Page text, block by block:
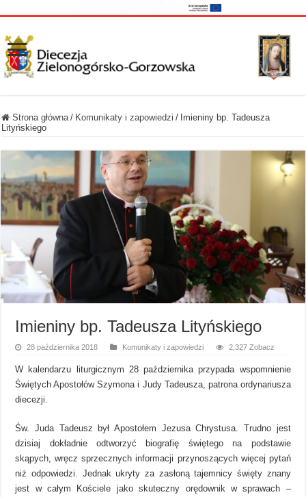
Strona główna / Komunikaty i zapowiedzi / Imieniny bp. Tadeusza
Lityńskiego
Imieniny bp. Tadeusza Lityńskiego
28 października 2018 Komunikaty i zapowiedzi 2,327 Zobacz
W kalendarzu liturgicznym 28 października przypada wspomnienie
Świętych Apostołów Szymona i Judy Tadeusza, patrona ordynariusza
diecezji.
Św. Juda Tadeusz był Apostołem Jezusa Chrystusa. Trudno jest
dzisiaj dokładnie odtworzyć biografię świętego na podstawie
skąpych, wręcz sprzecznych informacji przynoszących więcej pytań
niż odpowiedzi. Jednak ukryty za zasłoną tajemnicy święty znany
jest w całym Kościele jako skuteczny orędownik w sprawach –